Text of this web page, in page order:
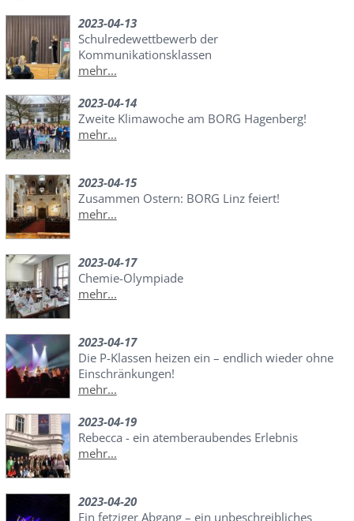
2023-04-13
Schulredewettbewerb der
Kommunikationsklassen
mehr...
2023-04-14
Zweite Klimawoche am BORG Hagenberg!
mehr...
2023-04-15
Zusammen Ostern: BORG Linz feiert!
mehr...
2023-04-17
Chemie-Olympiade
mehr...
2023-04-17
Die P-Klassen heizen ein – endlich wieder ohne
Einschränkungen!
mehr...
2023-04-19
Rebecca - ein atemberaubendes Erlebnis
mehr...
2023-04-20
Ein fetziger Abgang – ein unbeschreibliches